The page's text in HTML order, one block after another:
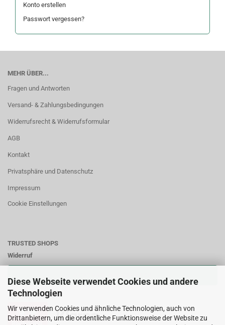
Diese Webseite verwendet Cookies und andere
Technologien
Wir verwenden Cookies und ähnliche Technologien, auch von
Drittanbietern, um die ordentliche Funktionsweise der Website zu
Konto erstellen
Passwort vergessen?
MEHR ÜBER...
Fragen und Antworten
Versand- & Zahlungsbedingungen
Widerrufsrecht & Widerrufsformular
AGB
Kontakt
Privatsphäre und Datenschutz
Impressum
Cookie Einstellungen
TRUSTED SHOPS
Widerruf
Zahlungsweisen: